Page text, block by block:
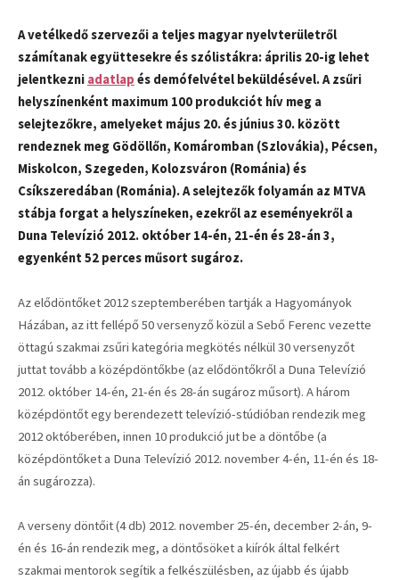
A vetélkedő szervezői a teljes magyar nyelvterületről
számítanak együttesekre és szólistákra: április 20-ig lehet
jelentkezni adatlap és demófelvétel beküldésével. A zsűri
helyszínenként maximum 100 produkciót hív meg a
selejtezőkre, amelyeket május 20. és június 30. között
rendeznek meg Gödöllőn, Komáromban (Szlovákia), Pécsen,
Miskolcon, Szegeden, Kolozsváron (Románia) és
Csíkszeredában (Románia). A selejtezők folyamán az MTVA
stábja forgat a helyszíneken, ezekről az eseményekről a
Duna Televízió 2012. október 14-én, 21-én és 28-án 3,
egyenként 52 perces műsort sugároz.
Az elődöntőket 2012 szeptemberében tartják a Hagyományok
Házában, az itt fellépő 50 versenyző közül a Sebő Ferenc vezette
öttagú szakmai zsűri kategória megkötés nélkül 30 versenyzőt
juttat tovább a középdöntőkbe (az elődöntőkről a Duna Televízió
2012. október 14-én, 21-én és 28-án sugároz műsort). A három
középdöntőt egy berendezett televízió-stúdióban rendezik meg
2012 októberében, innen 10 produkció jut be a döntőbe (a
középdöntőket a Duna Televízió 2012. november 4-én, 11-én és 18-
án sugározza).
A verseny döntőit (4 db) 2012. november 25-én, december 2-án, 9-
én és 16-án rendezik meg, a döntősöket a kiírók által felkért
szakmai mentorok segítik a felkészülésben, az újabb és újabb